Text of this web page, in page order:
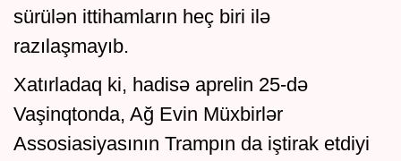
sürülən ittihamların heç biri ilə
razılaşmayıb.
Xatırladaq ki, hadisə aprelin 25-də
Vaşinqtonda, Ağ Evin Müxbirlər
Assosiasiyasının Trampın da iştirak etdiyi